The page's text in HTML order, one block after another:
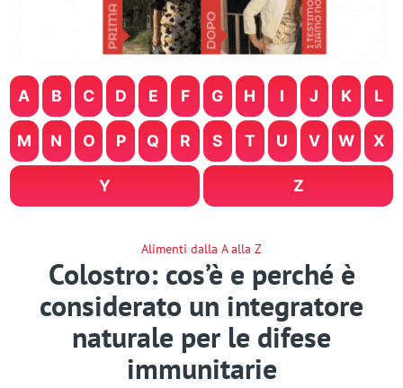
A B C D E F G H I J K L
M N O P Q R S T U V W X
Y Z
Alimenti dalla A alla Z
Colostro: cos’è e perché è
considerato un integratore
naturale per le difese
immunitarie